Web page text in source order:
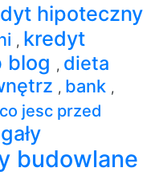
hipoteczny
, kredyt
blog , dieta
, bank ,
co jesc przed
budowlane